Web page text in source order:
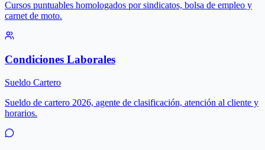
Cursos puntuables homologados por sindicatos, bolsa de empleo y
carnet de moto.
Condiciones Laborales
Sueldo Cartero
Sueldo de cartero 2026, agente de clasificación, atención al cliente y
horarios.